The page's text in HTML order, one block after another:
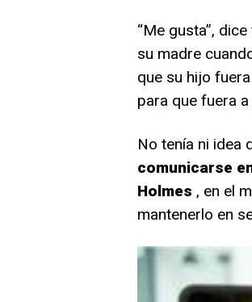
“Me gusta”,
su madre
que su hijo
para que fuera
No tenía ni idea
comunicarse
Holmes , en el
mantenerlo en